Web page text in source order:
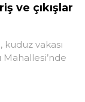
ve çıkışlar
vakası
Mahallesi’nde